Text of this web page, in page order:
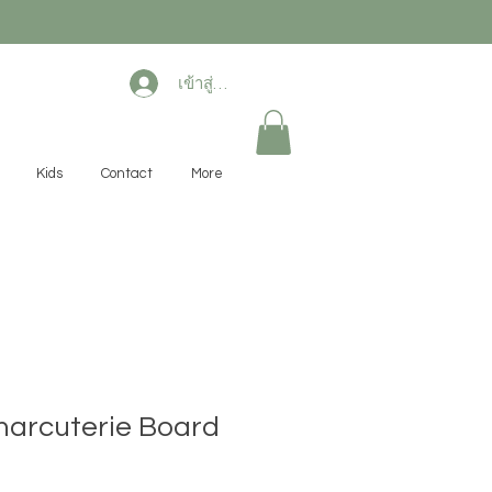
เข้าสู่ระบบ
Kids Contact More
Board